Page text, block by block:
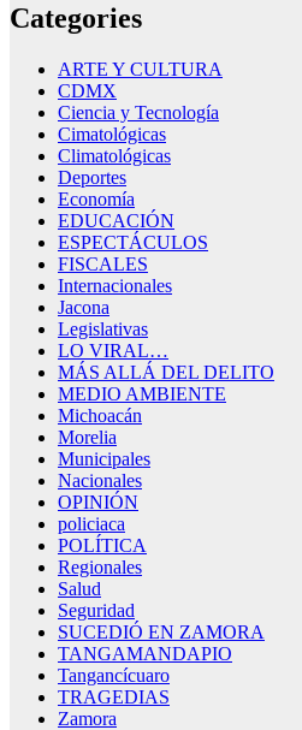
Categories
ARTE Y CULTURA
CDMX
Ciencia y Tecnología
Cimatológicas
Climatológicas
Deportes
Economía
EDUCACIÓN
ESPECTÁCULOS
FISCALES
Internacionales
Jacona
Legislativas
LO VIRAL…
MÁS ALLÁ DEL DELITO
MEDIO AMBIENTE
Michoacán
Morelia
Municipales
Nacionales
OPINIÓN
policiaca
POLÍTICA
Regionales
Salud
Seguridad
SUCEDIÓ EN ZAMORA
TANGAMANDAPIO
Tangancícuaro
TRAGEDIAS
Zamora